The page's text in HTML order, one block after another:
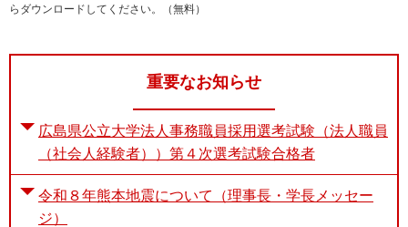
らダウンロードしてください。（無料）
重要なお知らせ
広島県公立大学法人事務職員採用選考試験（法人職員
（社会人経験者））第４次選考試験合格者
令和８年熊本地震について（理事長・学長メッセー
ジ）